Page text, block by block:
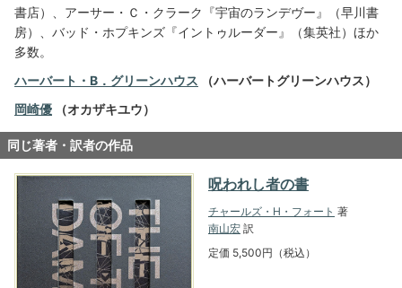
書店）、アーサー・Ｃ・クラーク『宇宙のランデヴー』（早川書
房）、バッド・ホプキンズ『イントゥルーダー』（集英社）ほか
多数。
ハーバート・B．グリーンハウス （ハーバートグリーンハウス）
岡崎優 （オカザキユウ）
同じ著者・訳者の作品
呪われし者の書
チャールズ・H・フォート 著
南山宏 訳
定価 5,500円（税込）